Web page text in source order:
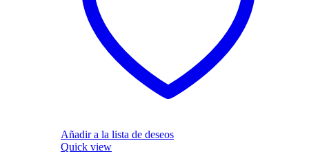
Añadir a la lista de deseos
Quick view